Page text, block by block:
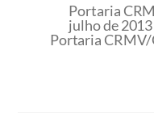
Portaria
julho de 2013
Portaria CRMV/